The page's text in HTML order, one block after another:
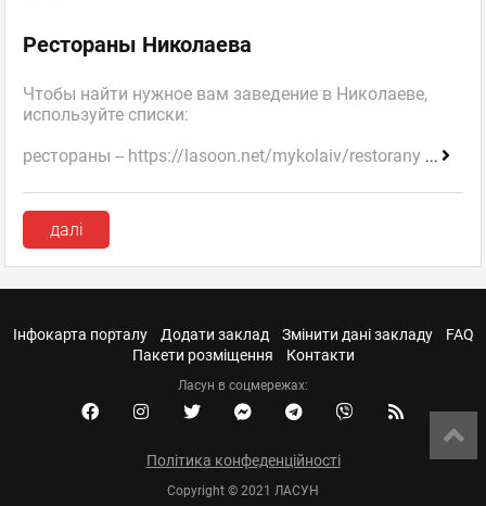
Рестораны Николаева
Чтобы найти нужное вам заведение в Николаеве,
используйте списки:
рестораны -- https://lasoon.net/mykolaiv/restorany ...
далі
Інфокарта порталу Додати заклад Змінити дані закладу
FAQ
Пакети розміщення
Контакти
Ласун в соцмережах:
Політика конфеденційності
Copyright © 2021 ЛАСУН